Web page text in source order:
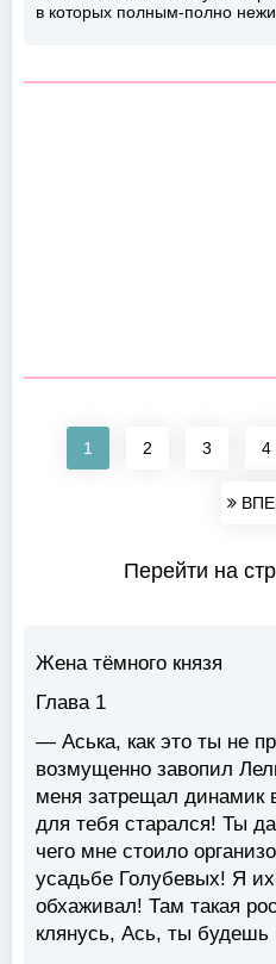
в которых полным-полно
1 2 3 4
Перейти на
Жена тёмного князя
Глава 1
— Аська, как это ты не
возмущенно завопил
меня затрещал
для тебя старался! Ты
чего мне стоило
усадьбе Голубевых! Я
обхаживал! Там такая
клянусь, Ась, ты будешь